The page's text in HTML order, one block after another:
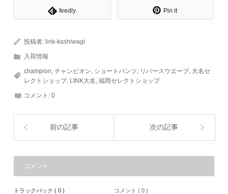
feedly Pin it
投稿者: link-kashiwagi
入荷情報
champion,チャンピオン, ショートパンツ, リバースウエーブ, 大名セ
レクトショップ, LINK大名 ,福岡セレクトショップ
コメント:0
前の記事 次の記事
コメント
トラックバック ( 0 ) コメント ( 0 )